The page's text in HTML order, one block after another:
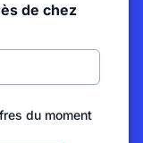
de chez
du moment